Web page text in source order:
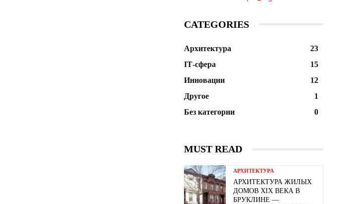
CATEGORIES
Архитектура
23
ІТ-сфера
15
Инновации
12
Другое
1
Без категории
0
MUST READ
АРХИТЕКТУРА
АРХИТЕКТУРА ЖИЛЫХ
ДОМОВ XIX ВЕКА В
БРУКЛИНЕ —